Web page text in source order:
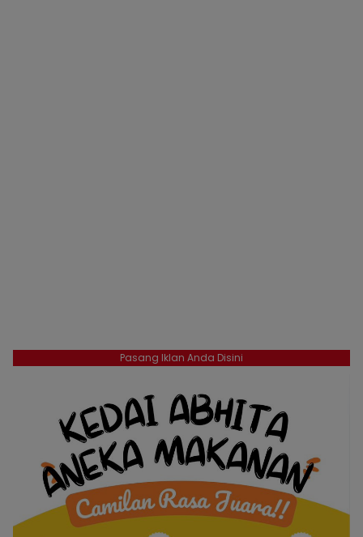
Pasang Iklan Anda Disini